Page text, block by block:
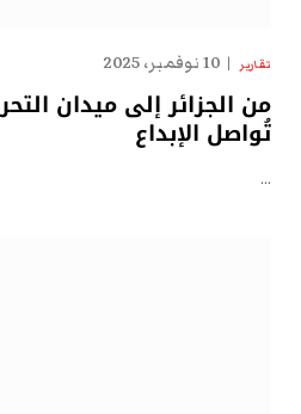
تقارير 10 نوفمبر، 2025
من الجزائر إلى ميدان
تُواصل الإبداع
…